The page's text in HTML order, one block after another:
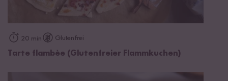
20 min Glutenfrei
Tarte flambèe (Glutenfreier Flammkuchen)